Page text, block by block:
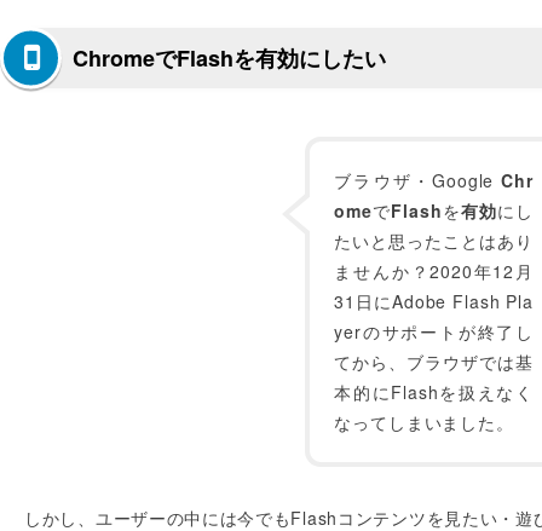
ChromeでFlashを有効にしたい
ブラウザ・GoogleChr
omeでFlashを有効にし
たいと思ったことはあり
ませんか？2020年12月
31日にAdobe Flash Pla
yerのサポートが終了し
てから、ブラウザでは基
本的にFlashを扱えなく
なってしまいました。
しかし、ユーザーの中には今でもFlashコンテンツを見たい・遊